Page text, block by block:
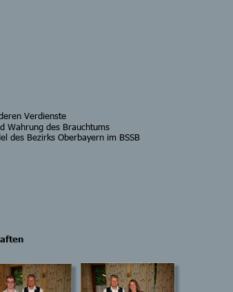
Verdienste
Wahrung des Brauchtums
des Bezirks Oberbayern im BSSB